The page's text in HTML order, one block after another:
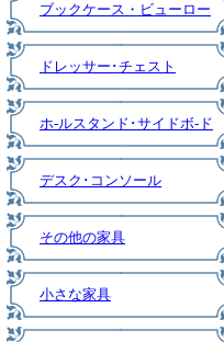
ブックケース・ビューロー
ドレッサー･チェスト
ホ-ルスタンド･サイドボ-ド
デスク･コンソール
その他の家具
小さな家具